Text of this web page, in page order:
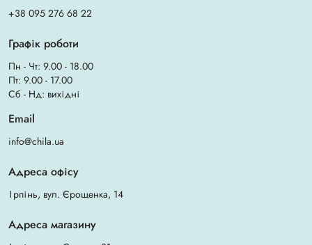
+38 095 276 68 22
Графік роботи
Пн - Чт: 9.00 - 18.00
Пт: 9.00 - 17.00
Сб - Нд: вихідні
Email
info@chila.ua
Адреса офісу
Ірпінь, вул. Єрощенка, 14
Адреса магазину